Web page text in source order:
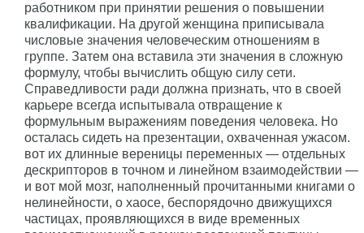
работником при принятии решения о повышении
квалификации. На другой женщина приписывала
числовые значения человеческим отношениям в
группе. Затем она вставила эти значения в сложную
формулу, чтобы вычислить общую силу сети.
Справедливости ради должна признать, что в своей
карьере всегда испытывала отвращение к
формульным выражениям поведения человека. Но
осталась сидеть на презентации, охваченная ужасом.
вот их длинные вереницы переменных — отдельных
дескрипторов в точном и линейном взаимодействии —
и вот мой мозг, наполненный прочитанными книгами о
нелинейности, о хаосе, беспорядочно движущихся
частицах, проявляющихся в виде временных